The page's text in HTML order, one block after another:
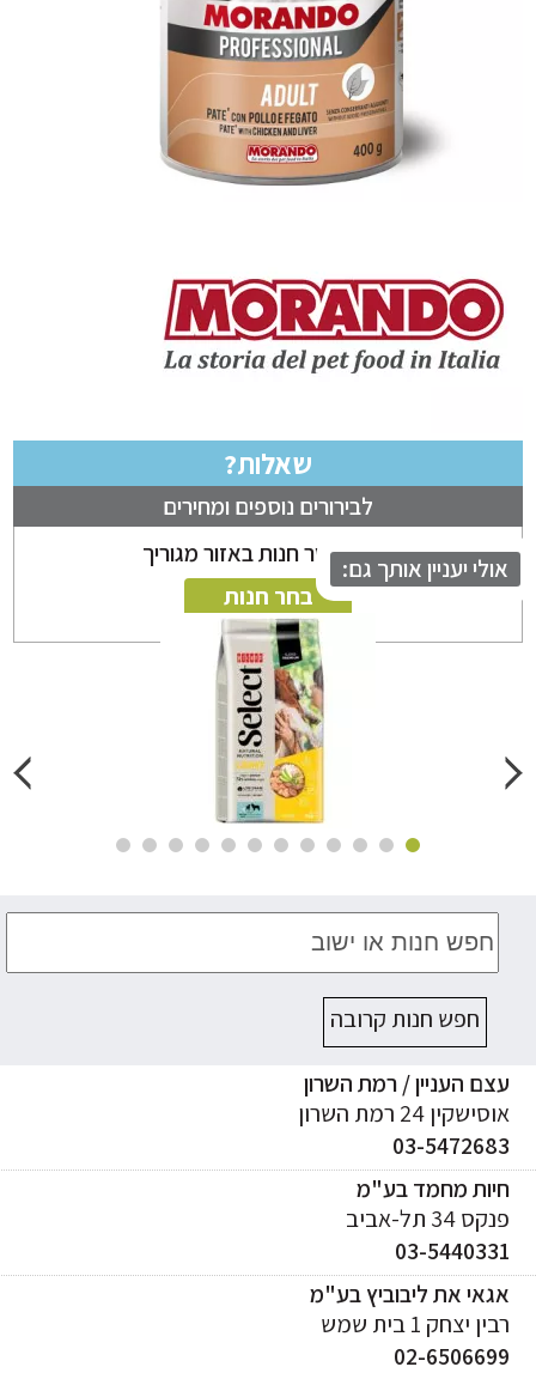
שאלות?
לבירורים נוספים ומחירים
ניתן לבחור חנות באזור מגוריך
בחר חנות
יעניין אותך גם:
חפש חנות קרובה
העניין / רמת השרון
24 רמת השרון
03-
מחמד בע"מ
34 תל-אביב
03-
את ליבוביץ בע"מ
יצחק 1 בית שמש
02-